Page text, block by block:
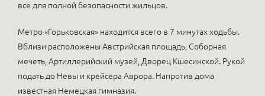
все для полной безопасности жильцов.
Метро «Горьковская» находится всего в 7 минутах ходьбы.
Вблизи расположены Австрийская площадь, Соборная
мечеть, Артиллерийский музей, Дворец Кшесинской. Рукой
подать до Невы и крейсера Аврора. Напротив дома
известная Немецкая гимназия.